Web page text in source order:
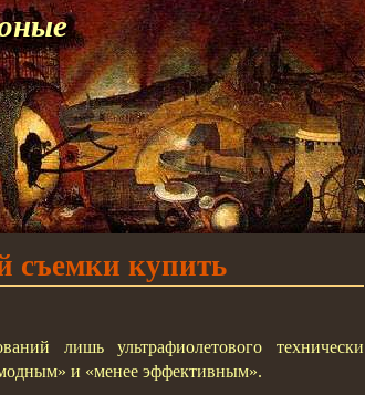
съемки купить
лишь ультрафиолетового технически
и «менее эффективным».